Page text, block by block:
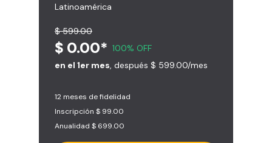
Latinoamérica
$ 599.00
$ 0.00* 100% OFF
en el 1er mes , después $ 599.00/mes
12 meses de fidelidad
Inscripción $ 99.00
Anualidad $ 699.00